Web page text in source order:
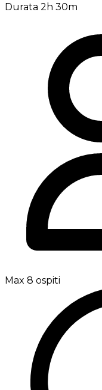
Durata 2h 30m
Max 8 ospiti